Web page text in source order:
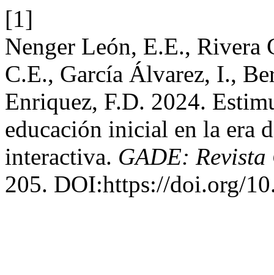
[1]
Nenger León, E.E., Rivera
C.E., García Álvarez, I.,
Enriquez, F.D. 2024.
educación inicial en la era
interactiva. GADE:
205. DOI:https://doi.org/